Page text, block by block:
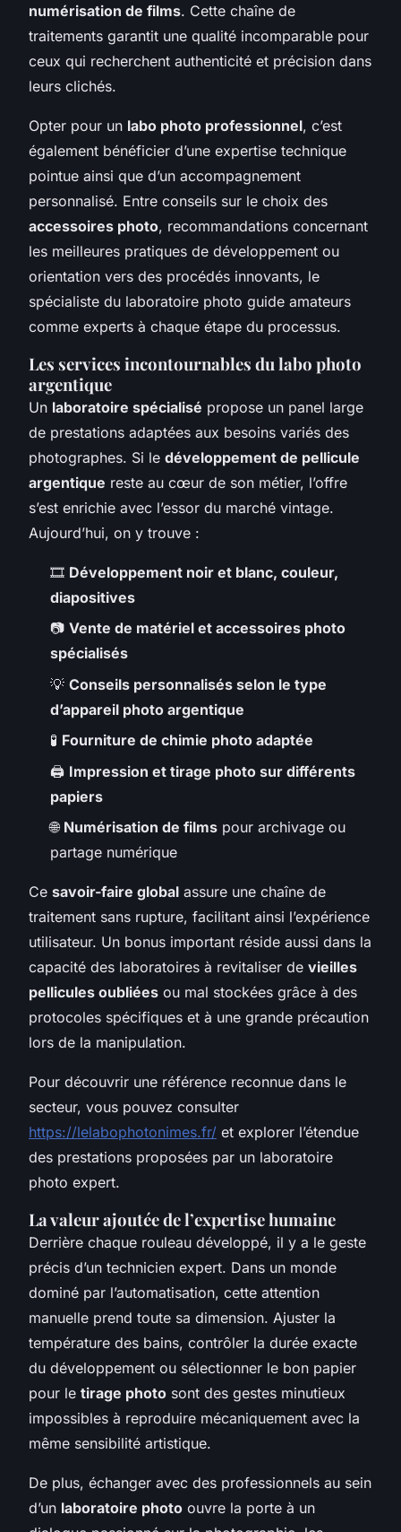
numérisation de films. Cette chaîne de
traitements garantit une qualité incomparable pour
ceux qui recherchent authenticité et précision dans
leurs clichés.
Opter pour un labo photo professionnel, c’est
également bénéficier d’une expertise technique
pointue ainsi que d’un accompagnement
personnalisé. Entre conseils sur le choix des
accessoires photo, recommandations concernant
les meilleures pratiques de développement ou
orientation vers des procédés innovants, le
spécialiste du laboratoire photo guide amateurs
comme experts à chaque étape du processus.
Les services incontournables du labo photo
argentique
Un laboratoire spécialisé propose un panel large
de prestations adaptées aux besoins variés des
photographes. Si le développement de pellicule
argentique reste au cœur de son métier, l’offre
s’est enrichie avec l’essor du marché vintage.
Aujourd’hui, on y trouve :
🎞️ Développement noir et blanc, couleur,
diapositives
📷 Vente de matériel et accessoires photo
spécialisés
💡 Conseils personnalisés selon le type
d’appareil photo argentique
🧪 Fourniture de chimie photo adaptée
🖨️ Impression et tirage photo sur différents
papiers
🌐 Numérisation de films pour archivage ou
partage numérique
Ce savoir-faire global assure une chaîne de
traitement sans rupture, facilitant ainsi l’expérience
utilisateur. Un bonus important réside aussi dans la
capacité des laboratoires à revitaliser de vieilles
pellicules oubliées ou mal stockées grâce à des
protocoles spécifiques et à une grande précaution
lors de la manipulation.
Pour découvrir une référence reconnue dans le
secteur, vous pouvez consulter
https://lelabophotonimes.fr/ et explorer l’étendue
des prestations proposées par un laboratoire
photo expert.
La valeur ajoutée de l’expertise humaine
Derrière chaque rouleau développé, il y a le geste
précis d’un technicien expert. Dans un monde
dominé par l’automatisation, cette attention
manuelle prend toute sa dimension. Ajuster la
température des bains, contrôler la durée exacte
du développement ou sélectionner le bon papier
pour le tirage photo sont des gestes minutieux
impossibles à reproduire mécaniquement avec la
même sensibilité artistique.
De plus, échanger avec des professionnels au sein
d’un laboratoire photo ouvre la porte à un